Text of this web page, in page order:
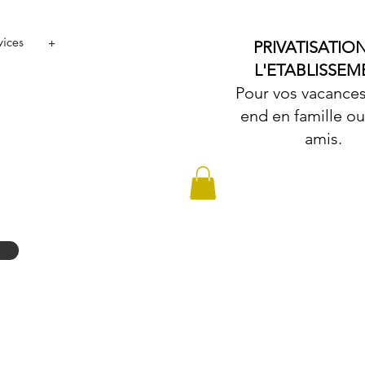
+
Pour vos
end en famille
amis.